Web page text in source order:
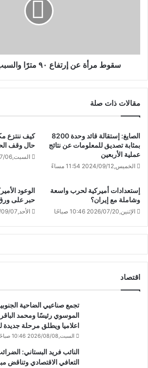
سقوط مرأة عن إرتفاع ٩٠ مترًا والسبب…. “سيلفي”
مقالات ذات صلة
الصايغ: إستقالة قائد وحدة 8200
بمثابة تصديق للمعلومات عن نتائج
عملية الأربعين
الخميس,2024/09/12 11:54 مساءً
كيف ننتزع
حال وقف
السبت,2024/07/06 9:32 صباحًا
إستعدادات أميركية لحرب واسعة
وشاملة مع إيران؟
الإثنين,2026/07/20 10:46 صباحًا
الوعود
حبر على
الأحد,2025/09/07 10:39 صباحًا
اقتصاد
تجمع صناعيي الضاحية
الموسوي رئيسًا ومحمد
اعلاميا ويطلق مرحلة جديدة
السبت,2026/08/08 10:46 صباحًا
النائب فريد البستاني:
التعافي الاقتصادي وتناقض